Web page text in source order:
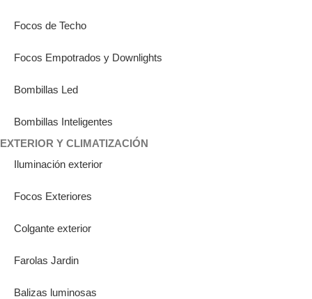
Focos de Techo
Focos Empotrados y Downlights
Bombillas Led
Bombillas Inteligentes
EXTERIOR Y CLIMATIZACIÓN
Iluminación exterior
Focos Exteriores
Colgante exterior
Farolas Jardin
Balizas luminosas